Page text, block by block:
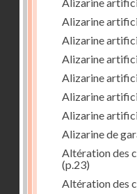
Alizarine
Alizarine
Alizarine
Alizarine
Alizarine
Alizarine
Alizarine de
Altération des
(p.23)
Altération des